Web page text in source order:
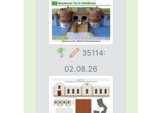
35114:
02.08.26